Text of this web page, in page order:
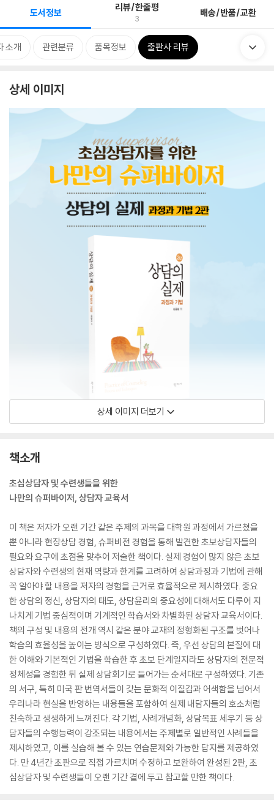
도서정보 리뷰/한줄평
3 배송/반품/교환
소개 관련분류 품목정보 출판사 리뷰
상세 이미지
상세 이미지 더보기
책소개
초심상담자 및 수련생들을 위한
나만의 슈퍼바이저, 상담자 교육서
이 책은 저자가 오랜 기간 같은 주제의 과목을 대학원 과정에서 가르쳤을
뿐 아니라 현장상담 경험, 슈퍼비전 경험을 통해 발견한 초보상담자들의
필요와 요구에 초점을 맞추어 저술한 책이다. 실제 경험이 많지 않은 초보
상담자와 수련생의 현재 역량과 한계를 고려하여 상담과정과 기법에 관해
꼭 알아야 할 내용을 저자의 경험을 근거로 효율적으로 제시하였다. 중요
한 상담의 정신, 상담자의 태도, 상담윤리의 중요성에 대해서도 다루어 지
나치게 기법 중심적이며 기계적인 학습서와 차별화된 상담자 교육서이다.
책의 구성 및 내용의 전개 역시 같은 분야 교재의 정형화된 구조를 벗어나
학습의 효율성을 높이는 방식으로 구성하였다. 즉, 우선 상담의 본질에 대
한 이해와 기본적인 기법을 학습한 후 초보 단계일지라도 상담자의 전문적
정체성을 경험한 뒤 실제 상담회기로 들어가는 순서대로 구성하였다. 기존
의 서구, 특히 미국 판 번역서들이 갖는 문화적 이질감과 어색함을 넘어서
우리나라 현실을 반영하는 내용들을 포함하여 실제 내담자들의 호소처럼
친숙하고 생생하게 느껴진다. 각 기법, 사례개념화, 상담목표 세우기 등 상
담자들의 수행능력이 강조되는 내용에서는 주제별로 일반적인 사례들을
제시하였고, 이를 실습해 볼 수 있는 연습문제와 가능한 답지를 제공하였
다. 만 4년간 초판으로 직접 가르치며 수정하고 보완하여 완성된 2판, 초
심상담자 및 수련생들이 오랜 기간 곁에 두고 참고할 만한 책이다.